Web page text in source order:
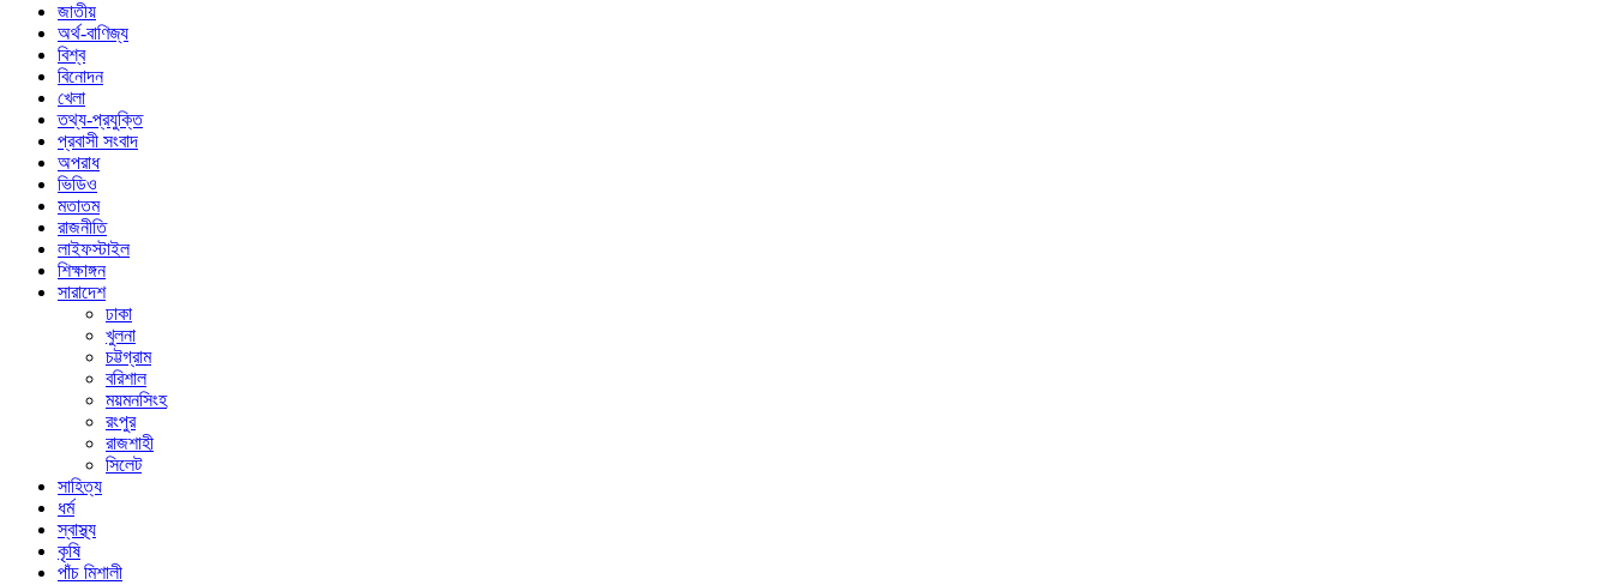
জাতীয়
অর্থ-বাণিজ্য
বিশ্ব
বিনোদন
খেলা
তথ্য-প্রযুক্তি
প্রবাসী সংবাদ
অপরাধ
ভিডিও
মতাতম
রাজনীতি
লাইফস্টাইল
শিক্ষাঙ্গন
সারাদেশ
ঢাকা
খুলনা
চট্টগ্রাম
বরিশাল
ময়মনসিংহ
রংপুর
রাজশাহী
সিলেট
সাহিত্য
ধর্ম
স্বাস্থ্য
কৃষি
পাঁচ মিশালী